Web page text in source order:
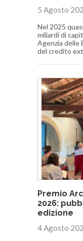
5 Agosto
Nel 2025
miliardi di
Agenzia delle
del credito
Premio
2026:
edizione
4 Agosto